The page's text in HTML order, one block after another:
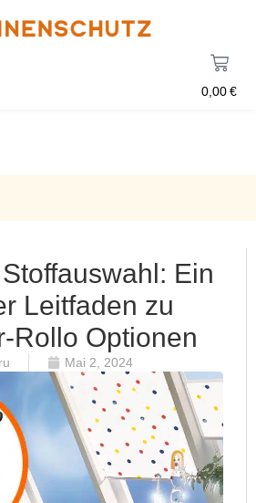
0,00€
Ein
Leitfaden zu
Rollo Optionen
Mai 2, 2024